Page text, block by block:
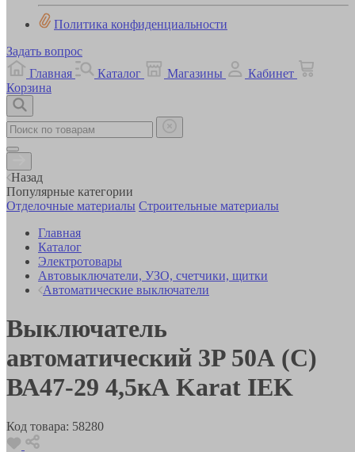
Политика конфиденциальности
Задать вопрос
Главная
Каталог Магазины
Кабинет
Корзина
Назад
Популярные категории
Отделочные материалы Строительные материалы
Главная
Каталог
Электротовары
Автовыключатели, УЗО, счетчики, щитки
Автоматические выключатели
Выключатель
автоматический 3P 50А (С)
ВА47-29 4,5кА Karat IEK
Код товара: 58280